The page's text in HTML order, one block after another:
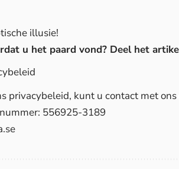
illusie!
u het paard vond? Deel het
privacybeleid, kunt u contact met
556925-3189